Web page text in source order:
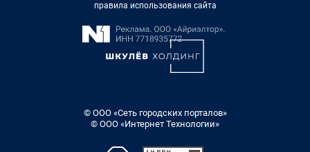
правила использования сайта
© ООО «Сеть городских порталов»
© ООО «Интернет Технологии»